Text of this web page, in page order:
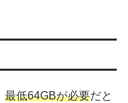
最低64GBが必要だと